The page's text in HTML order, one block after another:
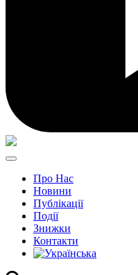
Про Нас
Новини
Публікації
Події
Знижки
Контакти